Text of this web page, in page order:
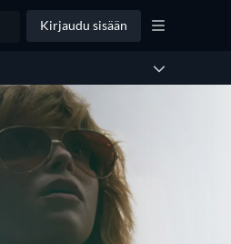
Kirjaudu sisään